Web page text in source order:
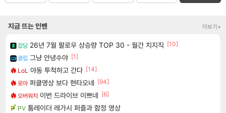
지금 뜨는 인벤 더보기+
잡담 26년 7월 팔로우 상승량 TOP 30 - 월간 치지직 [10]
클립 그냥 안녕수야 [1]
LoL 야동 투척하고 간다 [14]
로아 퍼클영상 보다 현타오네 [94]
오버워치 이번 드라이브 이쁘네 [6]
PV 툼레이더 레가시 퍼즐과 함정 영상